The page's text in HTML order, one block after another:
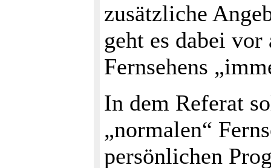
zusätzliche
geht es dabei
Fernsehens
In dem Referat
„normalen“
persönlichen